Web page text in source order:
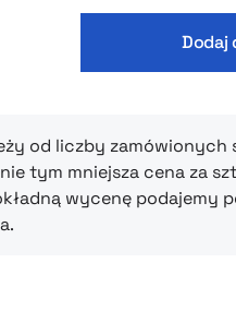
ładowania w czasie
i
wygodę i
Dodaj
od liczby zamówionych
tym mniejsza cena za
wycenę podajemy